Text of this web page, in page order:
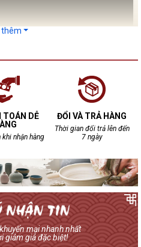
sành ngâm rượu tại Bảo
địa chỉ uy tín. Gốm sứ Bảo
thương hiệu uy tín nhất
dùng trong và ngoài
Khánh mang những ưu
TOÁN DỄ
khi nhận hàng
ĐỔI VÀ TRẢ HÀNG
Thời gian đổi trả lên đến
7 ngày
mại nhanh nhất
giảm giá đặc biệt!